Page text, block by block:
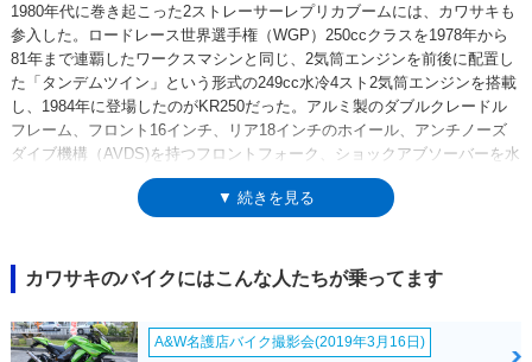
1980年代に巻き起こった2ストレーサーレプリカブームには、カワサキも
参入した。ロードレース世界選手権（WGP）250ccクラスを1978年から
81年まで連覇したワークスマシンと同じ、2気筒エンジンを前後に配置し
た「タンデムツイン」という形式の249cc水冷4スト2気筒エンジンを搭載
し、1984年に登場したのがKR250だった。アルミ製のダブルクレードル
フレーム、フロント16インチ、リア18インチのホイール、アンチノーズ
ダイブ機構（AVDS)を持つフロントフォーク、ショックアブソーバーを水
平に配置したリアサス（ニューユニトラック）など、この時代のレプリカ
らしい装備でライバルに対峙した。翌85年にはKR250Sへとモデルチェン
▼ 続きを見る
カワサキのバイクにはこんな人たちが乗ってます
A&W名護店バイク撮影会(2019年3月16日)